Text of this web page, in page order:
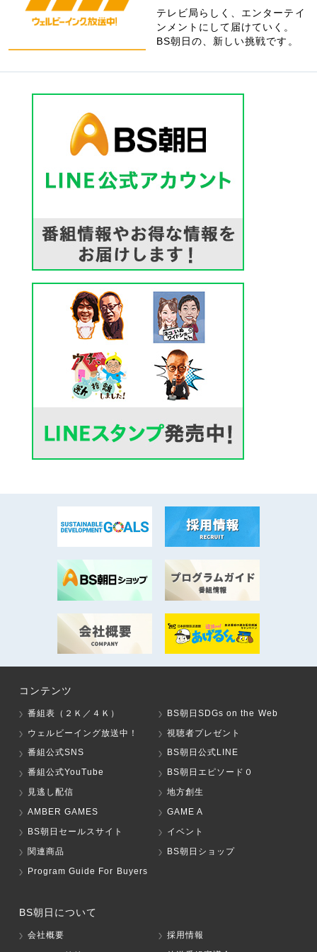
テレビ局らしく、エンターテイ
ンメントにして届けていく。
BS朝日の、新しい挑戦です。
コンテンツ
番組表（２Ｋ／４Ｋ）
BS朝日SDGs on the Web
ウェルビーイング放送中！
視聴者プレゼント
番組公式SNS
BS朝日公式LINE
番組公式YouTube
BS朝日エピソード０
見逃し配信
地方創生
AMBER GAMES
GAME A
BS朝日セールスサイト
イベント
関連商品
BS朝日ショップ
Program Guide For Buyers
BS朝日について
会社概要
採用情報